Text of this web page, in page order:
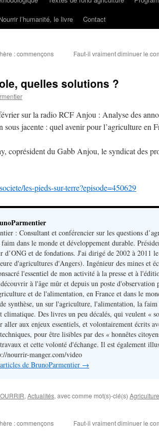
l’humanité, le livre Contact
: commençons
Faut-il vraiment diminuer le
quelles solutions ?
sur la radio RCF Anjou : Analyse des
sous jacente : quel avenir pour l’agriculture en
coprésident du Gabb Anjou, le syndicat des
les-pieds-sur-terre?episode=450629
: Consultant et conférencier sur les questions
dans le monde et développement durable.
d’ONG et de fondations. J'ai dirigé de 2002 à 2011
d'agricultures d'Angers). Ingénieur des mines et
l'essentiel de mon activité à la presse et à
à l'âge mûr et depuis un poste d'observation
et de l'alimentation, en France et dans le
synthèse, un sur l'agriculture, l'alimentation, la
climatique. Des livres un peu décalés, qui veulent «
aller aux enjeux essentiels, et volontairement écrits
pour être lisibles par des « honnêtes
et cette volonté d'échange. Il est également
nourrir-manger.com/video
de BrunoParmentier →
, Actualités, avec comme mot(s)-clé(s) Agriculture
: commençons
Faut-il vraiment diminuer le